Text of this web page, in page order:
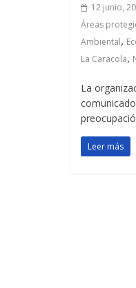
12 junio,
Áreas
Ambiental,
La Caracola,
La
Leer más